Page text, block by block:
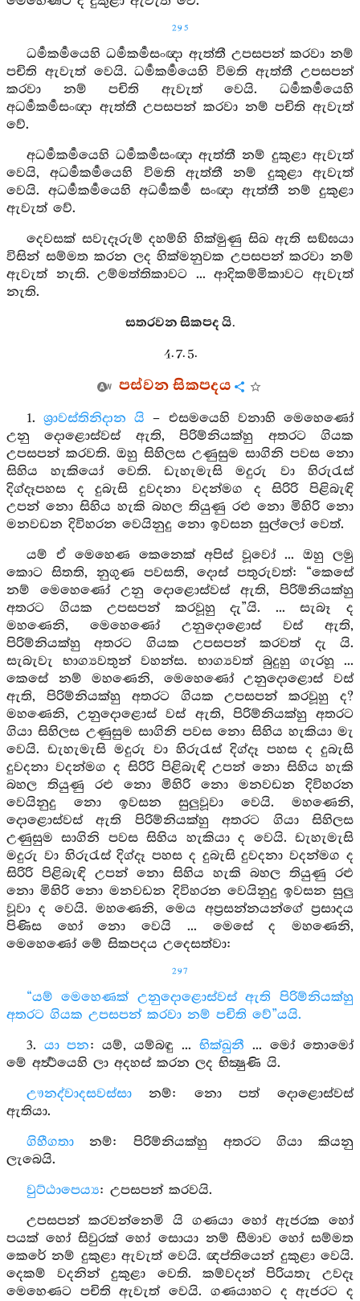
295
ධර්‍මකර්‍මයෙහි ධර්‍මකර්‍මසංඥා ඇත්තී උපසපන් කරවා නම්
පචිති ඇවැත් වෙයි. ධර්‍මකර්‍මයෙහි විමති ඇත්තී උපසපන්
කරවා නම් පචිති ඇවැත් වෙයි. ධර්‍මකර්‍මයෙහි
අධර්‍මකර්‍මසංඥා ඇත්තී උපසපන් කරවා නම් පචිති ඇවැත්
වේ.
අධර්‍මකර්‍මයෙහි ධර්‍මකර්‍මසංඥා ඇත්තී නම් දුකුළා ඇවැත්
වෙයි, අධර්‍මකර්‍මයෙහි විමති ඇත්තී නම් දුකුළා ඇවැත්
වෙයි. අධර්‍මකර්‍මයෙහි අධර්‍මකර්‍ම සංඥා ඇත්තී නම් දුකුළා
ඇවැත් වේ.
දෙවසක් සවැදෑරුම් දහම්හි හික්මුණු සිඛ ඇති සඞ්ඝයා
විසින් සම්මත කරන ලද හික්මනුවක උපසපන් කරවා නම්
ඇවැත් නැති. උම්මත්තිකාවට ... ආදිකම්මිකාවට ඇවැත්
නැති.
සතරවන සිකපද යි.
4. 7. 5.
පස්වන සිකපදය
1. ශ්‍රාවස්තිනිදාන යි – එසමයෙහි වනාහි මෙහෙණෝ
උනු දොළොස්වස් ඇති, පිරිම්නියක්හු අතරට ගියක
උපසපන් කරවති. ඔහු සිහිලස උණුසුම සාගිනි පවස නො
සිහිය හැකියෝ වෙති. ඩැහැමැසි මදුරු වා හිරුරැස්
දිග්දෑපහස ද දුබැසි දුවදනා වදන්මග ද සිරිරි පිළිබැඳි
උපන් නො සිහිය හැකි බහල තියුණු රළු නො මිහිරි නො
මනවඩන දිවිහරන වෙයිනුදු නො ඉවසන සුල්ලෝ වෙත්.
යම් ඒ මෙහෙණ කෙනෙක් අපිස් වූවෝ ... ඔහු ලමු
කොට සිතති, නුගුණ පවසති, දොස් පතුරුවත්: “කෙසේ
නම් මෙහෙණෝ උනු දොළොස්වස් ඇති, පිරිම්නියක්හු
අතරට ගියක උපසපන් කරවූහු දැ”යි. ... සැබෑ ද
මහණෙනි, මෙහෙණෝ උනුදොළොස් වස් ඇති,
පිරිම්නියක්හු අතරට ගියක උපසපන් කරවත් දැ යි.
සැබැවැ භාග්‍යවතුන් වහන්ස. භාග්‍යවත් බුදුහු ගැරහූ ...
කෙසේ නම් මහණෙනි, මෙහෙණෝ උනුදොළොස් වස්
ඇති, පිරිම්නියක්හු අතරට ගියක උපසපන් කරවූහු ද?
මහණෙනි, උනුදොළොස් වස් ඇති, පිරිම්නියක්හු අතරට
ගියා සිහිලස උණුසුම සාගිනි පවස නො සිහිය හැකියා මැ
වෙයි. ඩැහැමැසි මදුරු වා හිරුරැස් දිග්දෑ පහස ද දුබැසි
දුවදනා වදන්මග ද සිරිරි පිළිබැඳි උපන් නො සිහිය හැකි
බහල තියුණු රළු නො මිහිරි නො මනවඩන දිවිහරන
වෙයිනුදු නො ඉවසන සුලුවූවා වෙයි. මහණෙනි,
දොළොස්වස් ඇති පිරිම්නියක්හු අතරට ගියා සිහිලස
උණුසුම සාගිනි පවස සිහිය හැකියා ද වෙයි. ඩැහැමැසි
මදුරු වා හිරුරැස් දිග්දෑ පහස ද දුබැසි දුවදනා වදන්මග ද
සිරිරි පිළිබැඳි උපන් නො සිහිය හැකි බහල තියුණු රළු
නො මිහිරි නො මනවඩන දිවිහරන වෙයිනුදු ඉවසන සුලු
වූවා ද වෙයි. මහණෙනි, මෙය අප්‍රසන්නයන්ගේ ප්‍රසාදය
පිණිස හෝ නො වෙයි ... මෙසේ ද මහණෙනි,
මෙහෙණෝ මේ සිකපදය උදෙසත්වා:
297
“යම් මෙහෙණක් උනුදොළොස්වස් ඇති පිරිම්නියක්හු
අතරට ගියක උපසපන් කරවා නම් පචිති වේ”යයි.
3. යා පන: යම්, යම්බඳු ...භික්ඛුනී ... මෝ තොමෝ
මේ අර්‍ත්‍ථයෙහි ලා අදහස් කරන ලද භික්‍ෂුණි යි.
ඌනද්වාදසවස්සානම්: නො පත් දොළොස්වස්
ඇතියා.
ගිහීගතානම්: පිරිම්නියක්හු අතරට ගියා කියනු
ලැබෙයි.
වුට්ඨාපෙය්‍ය: උපසපන් කරවයි.
උපසපන් කරවන්නෙමි යි ගණයා හෝ ඇජරක හෝ
පයක් හෝ සිවුරක් හෝ සොයා නම් සීමාව හෝ සම්මත
කෙරේ නම් දුකුළා ඇවැත් වෙයි. ඥප්තියෙන් දුකුළා වෙයි.
දෙකම් වදනින් දුකුළා වෙති. කම්වදන් පිරියතැ උවදෑ
මෙහෙණට පචිති ඇවැත් වෙයි. ගණයාහට ද ඇජරට ද